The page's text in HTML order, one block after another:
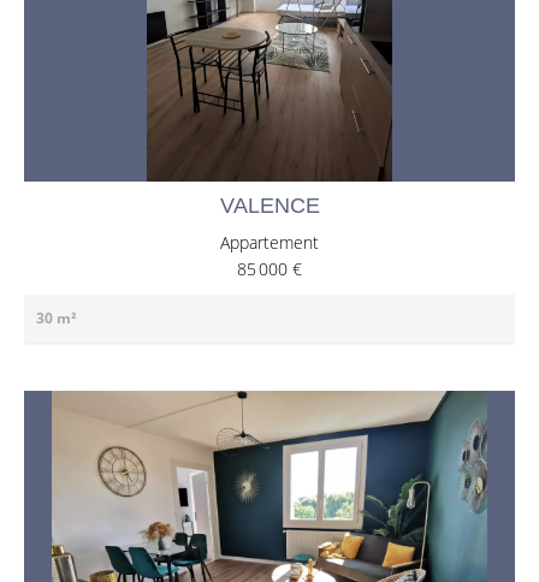
VALENCE
Appartement
85 000 €
30 m²